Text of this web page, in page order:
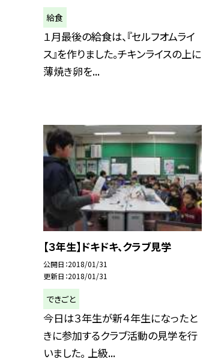
給食
１月最後の給食は、『セルフオムライ
ス』を作りました。チキンライスの上に
薄焼き卵を...
【３年生】ドキドキ、クラブ見学
公開日 2018/01/31
更新日 2018/01/31
できごと
今日は３年生が新４年生になったと
きに参加するクラブ活動の見学を行
いました。 上級...